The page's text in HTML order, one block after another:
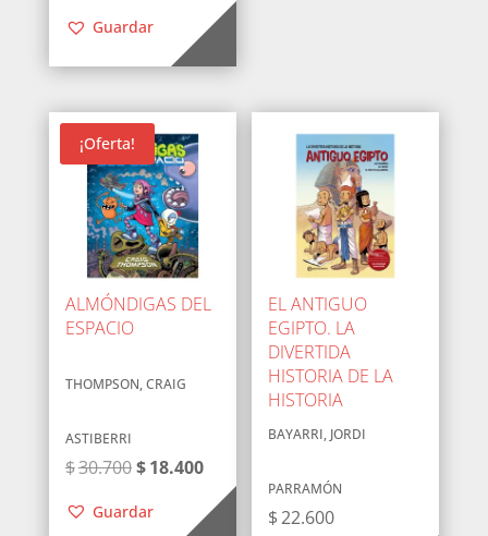
Guardar
¡Oferta!
ALMÓNDIGAS DEL
ESPACIO
THOMPSON, CRAIG
ASTIBERRI
$30.700El
original
$18.400El
precio
actual
Guardar
EL ANTIGUO
EGIPTO. LA
DIVERTIDA
HISTORIA DE LA
HISTORIA
BAYARRI, JORDI
PARRAMÓN
$22.600